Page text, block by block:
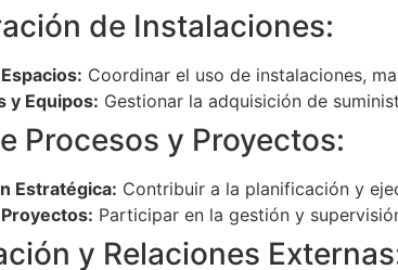
de Instalaciones:
Coordinar el uso de instalaciones,
y Equipos: Gestionar la adquisición de
Procesos y Proyectos:
Estratégica: Contribuir a la planificación y
Participar en la gestión y
y Relaciones